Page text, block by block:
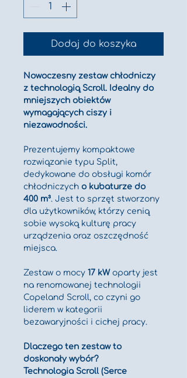
Dodaj do koszyka
Nowoczesny zestaw chłodniczy
z technologią Scroll. Idealny do
mniejszych obiektów
wymagających ciszy i
niezawodności.
Prezentujemy kompaktowe
rozwiązanie typu Split,
dedykowane do obsługi komór
chłodniczych o kubaturze do
400 m³. Jest to sprzęt stworzony
dla użytkowników, którzy cenią
sobie wysoką kulturę pracy
urządzenia oraz oszczędność
miejsca.
Zestaw o mocy 17 kW oparty jest
na renomowanej technologii
Copeland Scroll, co czyni go
liderem w kategorii
bezawaryjności i cichej pracy.
Dlaczego ten zestaw to
doskonały wybór?
Technologia Scroll (Serce